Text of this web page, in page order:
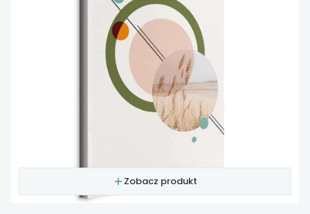
Zobacz produkt